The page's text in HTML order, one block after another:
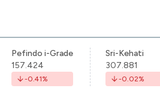
Pefindo i-Grade
157.424
-0.41%
Sri-Kehati
307.881
-0.02%